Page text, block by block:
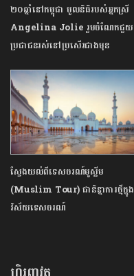
២០​ឆ្នាំនៅកម្ពុជា មូលនិធិរបស់អ្នកស្រី
Angelina Jolie រួមចំណែកជួយ
ប្រជាជនរស់នៅប្រសើរ​ជាងមុន
ស្វែងយល់ពីទេសចរណ៍មូស្លីម
(Muslim Tour) ជានិន្នាការថ្មីក្នុង
វិស័យទេសចរណ៍